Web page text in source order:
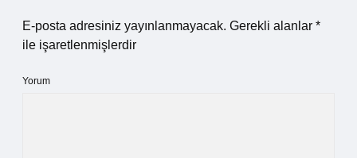
E-posta adresiniz yayınlanmayacak. Gerekli alanlar *
ile işaretlenmişlerdir
Yorum